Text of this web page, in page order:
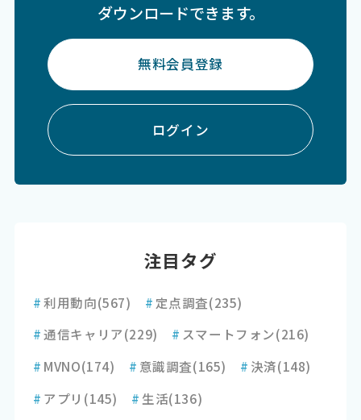
ダウンロードできます。
無料会員登録
ログイン
注目タグ
#利用動向(567) # 定点調査(235)
#通信キャリア(229) # スマートフォン(216)
# MVNO(174) # 意識調査(165) # 決済(148)
# アプリ (145) # 生活(136)